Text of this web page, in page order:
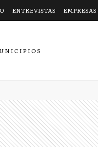
ENTREVISTAS